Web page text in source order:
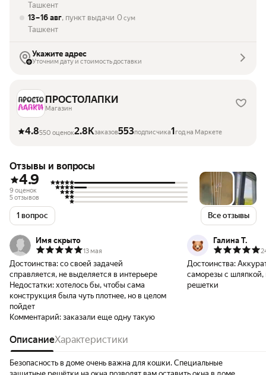
Ташкент
13 – 16 авг, пункт выдачи 0 сум
Ташкент
Укажите адрес
Уточним дату и стоимость доставки
ПРОСТОЛАПКИ
Магазин
4.8550 оценок2.8Kзаказов553подписчика1год на Маркете
Отзывы и вопросы
4.9
9 оценок
5 отзывов
1 вопрос Все отзывы
Имя скрыто
13 мая
Достоинства: со своей задачей
справляется, не выделяется в интерьере
Недостатки: хотелось бы, чтобы сама
конструкция была чуть плотнее, но в целом
пойдет
Комментарий: заказали еще одну такую
Галина Т.
Достоинства:
саморезы с
решетки
ОписаниеХарактеристики
Безопасность в доме очень важна для кошки. Специальные